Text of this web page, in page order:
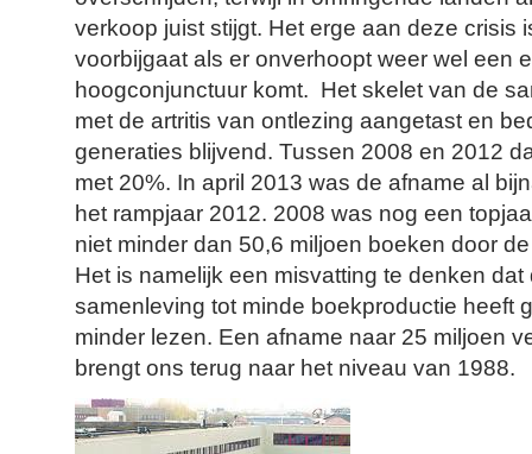
verkoop juist stijgt. Het erge aan deze crisis
voorbijgaat als er onverhoopt weer wel een
hoogconjunctuur komt. Het skelet van de
met de artritis van ontlezing aangetast en
generaties blijvend. Tussen 2008 en 2012
met 20%. In april 2013 was de afname al
het rampjaar 2012. 2008 was nog een
niet minder dan 50,6 miljoen boeken door
Het is namelijk een misvatting te denken
samenleving tot minde boekproductie heeft
minder lezen. Een afname naar 25 miljoen
brengt ons terug naar het niveau van 1988.